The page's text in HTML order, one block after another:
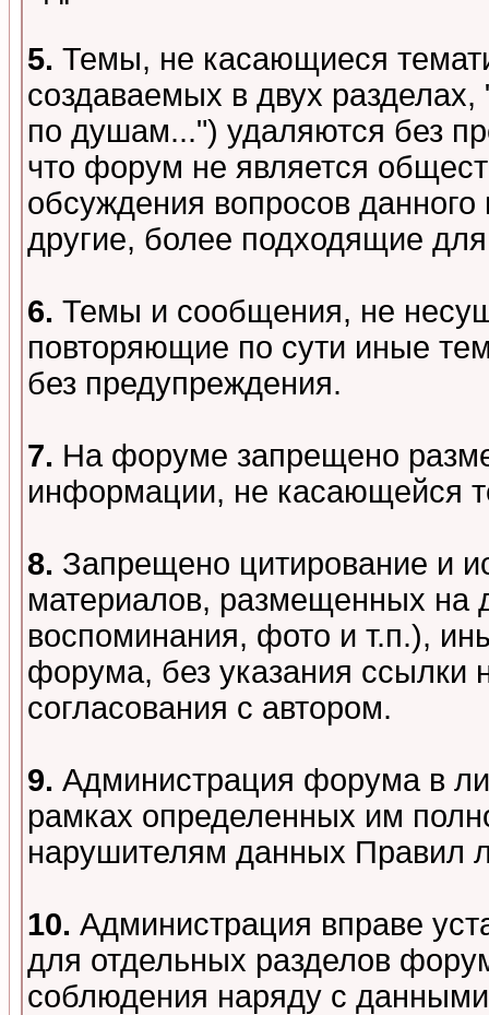
5. Темы, не касающиеся
создаваемых в двух
по душам...") удаляются без
что форум не является
обсуждения вопросов данного
другие, более подходящие для
6. Темы и сообщения, не
повторяющие по сути иные
без предупреждения.
7. На форуме запрещено
информации, не касающейся
8. Запрещено цитирование и
материалов, размещенных на
воспоминания, фото и т.п.),
форума, без указания ссылки
согласования с автором.
9. Администрация форума в
рамках определенных им
нарушителям данных Правил
10. Администрация вправе
для отдельных разделов
соблюдения наряду с